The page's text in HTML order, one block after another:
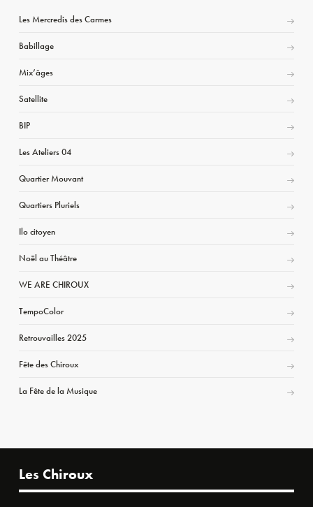
Les Mercredis des Carmes
Babillage
Mix’âges
Satellite
BIP
Les Ateliers 04
Quartier Mouvant
Quartiers Pluriels
Ilo citoyen
Noël au Théâtre
WE ARE CHIROUX
TempoColor
Retrouvailles 2025
Fête des Chiroux
La Fête de la Musique
Les Chiroux